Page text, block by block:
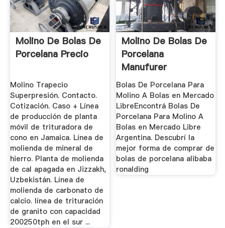
Molino De Bolas De
Porcelana Precio
Molino Trapecio
Superpresión. Contacto.
Cotización. Caso + Línea
de producción de planta
móvil de trituradora de
cono en Jamaica. Línea de
molienda de mineral de
hierro. Planta de molienda
de cal apagada en Jizzakh,
Uzbekistán. Línea de
molienda de carbonato de
calcio. línea de trituración
de granito con capacidad
200250tph en el sur ...
Molino De Bolas De
Porcelana
Manufurer
Bolas De Porcelana Para
Molino A Bolas en Mercado
LibreEncontrá Bolas De
Porcelana Para Molino A
Bolas en Mercado Libre
Argentina. Descubrí la
mejor forma de comprar de
bolas de porcelana alibaba
ronalding